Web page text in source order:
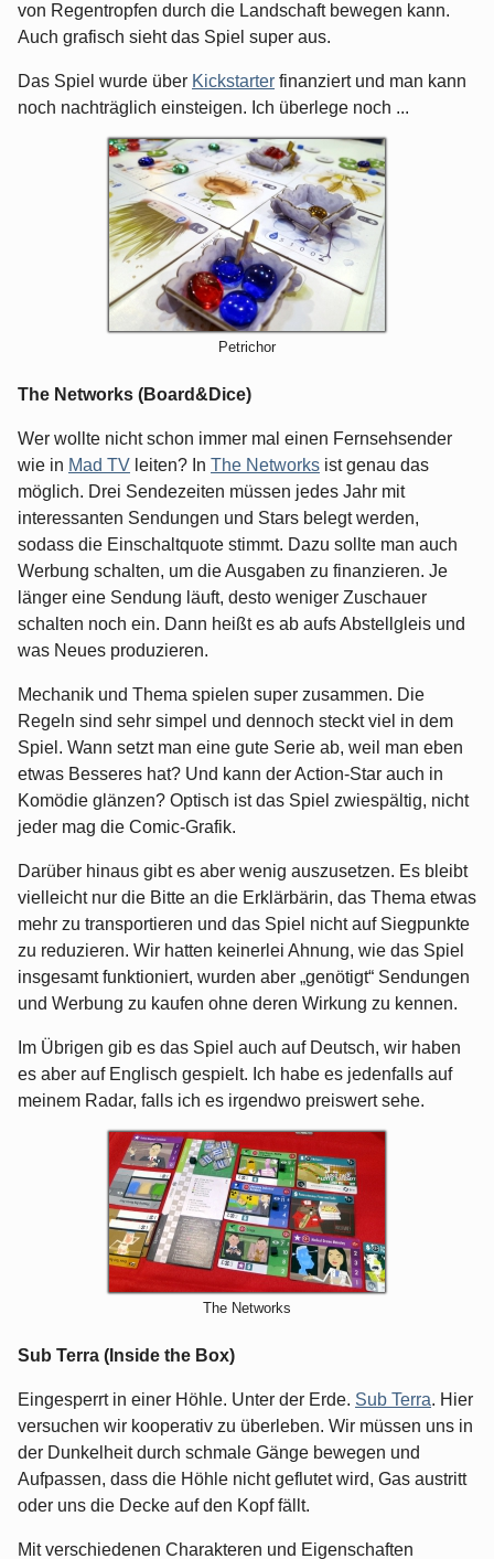
von Regentropfen durch die Landschaft bewegen kann.
Auch grafisch sieht das Spiel super aus.
Das Spiel wurde über Kickstarter finanziert und man kann
noch nachträglich einsteigen. Ich überlege noch ...
Petrichor
The Networks (Board&Dice)
Wer wollte nicht schon immer mal einen Fernsehsender
wie in Mad TV leiten? In The Networks ist genau das
möglich. Drei Sendezeiten müssen jedes Jahr mit
interessanten Sendungen und Stars belegt werden,
sodass die Einschaltquote stimmt. Dazu sollte man auch
Werbung schalten, um die Ausgaben zu finanzieren. Je
länger eine Sendung läuft, desto weniger Zuschauer
schalten noch ein. Dann heißt es ab aufs Abstellgleis und
was Neues produzieren.
Mechanik und Thema spielen super zusammen. Die
Regeln sind sehr simpel und dennoch steckt viel in dem
Spiel. Wann setzt man eine gute Serie ab, weil man eben
etwas Besseres hat? Und kann der Action-Star auch in
Komödie glänzen? Optisch ist das Spiel zwiespältig, nicht
jeder mag die Comic-Grafik.
Darüber hinaus gibt es aber wenig auszusetzen. Es bleibt
vielleicht nur die Bitte an die Erklärbärin, das Thema etwas
mehr zu transportieren und das Spiel nicht auf Siegpunkte
zu reduzieren. Wir hatten keinerlei Ahnung, wie das Spiel
insgesamt funktioniert, wurden aber „genötigt“ Sendungen
und Werbung zu kaufen ohne deren Wirkung zu kennen.
Im Übrigen gib es das Spiel auch auf Deutsch, wir haben
es aber auf Englisch gespielt. Ich habe es jedenfalls auf
meinem Radar, falls ich es irgendwo preiswert sehe.
The Networks
Sub Terra (Inside the Box)
Eingesperrt in einer Höhle. Unter der Erde. Sub Terra. Hier
versuchen wir kooperativ zu überleben. Wir müssen uns in
der Dunkelheit durch schmale Gänge bewegen und
Aufpassen, dass die Höhle nicht geflutet wird, Gas austritt
oder uns die Decke auf den Kopf fällt.
Mit verschiedenen Charakteren und Eigenschaften